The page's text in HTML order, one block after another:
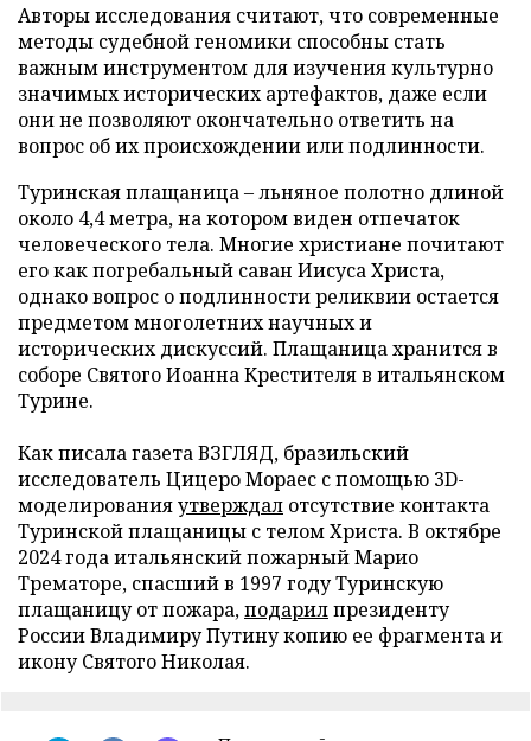
Авторы исследования считают, что современные
методы судебной геномики способны стать
важным инструментом для изучения культурно
значимых исторических артефактов, даже если
они не позволяют окончательно ответить на
вопрос об их происхождении или подлинности.
Туринская плащаница – льняное полотно длиной
около 4,4 метра, на котором виден отпечаток
человеческого тела. Многие христиане почитают
его как погребальный саван Иисуса Христа,
однако вопрос о подлинности реликвии остается
предметом многолетних научных и
исторических дискуссий. Плащаница хранится в
соборе Святого Иоанна Крестителя в итальянском
Турине.
Как писала газета ВЗГЛЯД, бразильский
исследователь Цицеро Мораес с помощью 3D-
моделированияутверждал отсутствие контакта
Туринской плащаницы с телом Христа. В октябре
2024 года итальянский пожарный Марио
Трематоре, спасший в 1997 году Туринскую
плащаницу от пожара,подарилпрезиденту
России Владимиру Путину копию ее фрагмента и
икону Святого Николая.